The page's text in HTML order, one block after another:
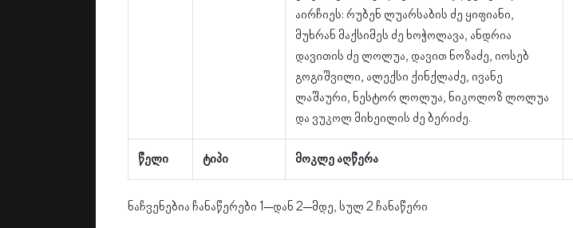
წელი ტიპი მოკლე აღწერა
აირჩიეს: რუბენ ლუარსაბის ძე ყიფიანი,
მუხრან მაქსიმეს ძე ხოჭოლავა, ანდრია
დავითის ძე ლოლუა, დავით ნოზაძე, იოსებ
გოგიშვილი, ალექსი ქინქლაძე, ივანე
ლაშაური, ნესტორ ლოლუა, ნიკოლოზ ლოლუა
და ვუკოლ მიხეილის ძე ბერიძე.
ნაჩვენებია ჩანაწერები 1–დან 2–მდე, სულ 2 ჩანაწერი